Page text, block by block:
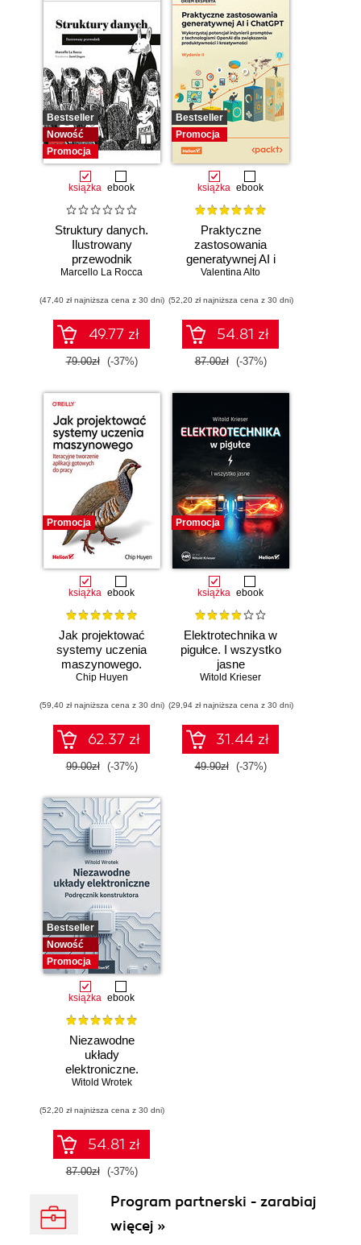
Bestseller
Nowość
Promocja
książka ebook
Struktury danych.
Ilustrowany
przewodnik
Marcello La Rocca
(47,40 zł najniższa cena z 30 dni)
49.77 zł
79.00zł (-37%)
Bestseller
Promocja
książka ebook
Praktyczne
zastosowania
generatywnej AI i
ChatGPT.
potencjał inżynierii
promptów z
technologiami
OpenAI dla
zwiększenia
kreatywności.
Valentina Alto
(52,20 zł najniższa cena z 30 dni)
54.81 zł
87.00zł (-37%)
Promocja
książka ebook
Jak projektować
systemy uczenia
maszynowego.
Iteracyjne
gotowych do pracy
Chip Huyen
(59,40 zł najniższa cena z 30 dni)
62.37 zł
99.00zł (-37%)
Promocja
książka ebook
Elektrotechnika w
pigułce. I wszystko
jasne
Witold Krieser
(29,94 zł najniższa cena z 30 dni)
31.44 zł
49.90zł (-37%)
Bestseller
Nowość
Promocja
książka ebook
Niezawodne
układy
elektroniczne.
Podręcznik
Witold Wrotek
(52,20 zł najniższa cena z 30 dni)
54.81 zł
87.00zł (-37%)
Program partnerski - zarabiaj
więcej »